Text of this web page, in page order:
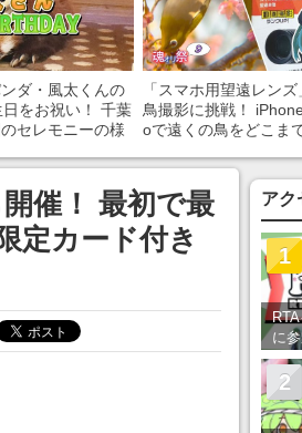
ダ・風太くんの
をお祝い！ 千葉
セレモニーの様
「スマホ用望遠レン
鳥撮影に挑戦！
oで遠くの鳥をどこま
催！ 最初で最
定カード付き
アク
に
た
出
1
2